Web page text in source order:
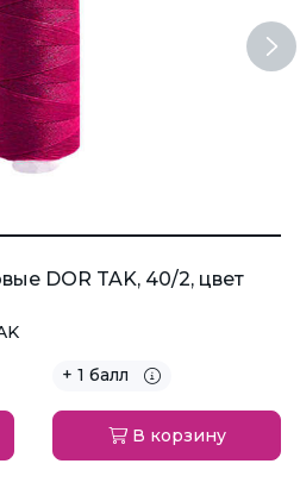
DOR TAK, 40/2, цвет
+ 1 балл
В корзину